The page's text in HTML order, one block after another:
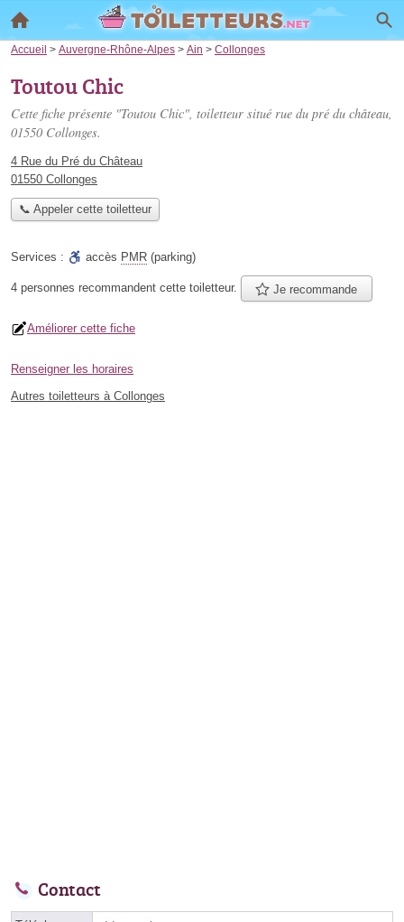
Accueil > Auvergne-Rhône-Alpes > Ain > Collonges
Toutou Chic
Cette fiche présente "Toutou Chic", toiletteur situé rue du pré du château,
01550 Collonges.
4 Rue du Pré du Château
01550 Collonges
📞 Appeler cette toiletteur
Services : accès PMR (parking)
4 personnes recommandent cette toiletteur. Je recommande
Améliorer cette fiche
Renseigner les horaires
Autres toiletteurs à Collonges
Contact